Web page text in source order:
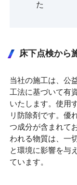
た
床下点検から
当社の施⼯は、公
⼯法に基づいて有
いたします。使⽤
リ防除剤です。優
つ成分が含まれて
われる物質は、⼀
と環境に影響を与
ています。